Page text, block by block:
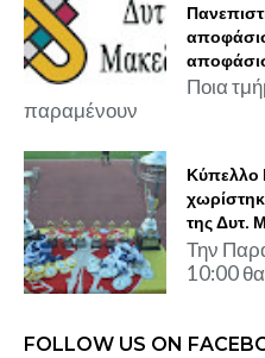
Ποια
παραμένουν
Κύπελλο
της Δυτ.
Την
10:00 θα
FOLLOW US ON